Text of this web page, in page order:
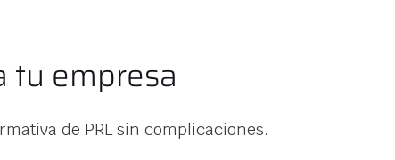
tu empresa
de PRL sin complicaciones.